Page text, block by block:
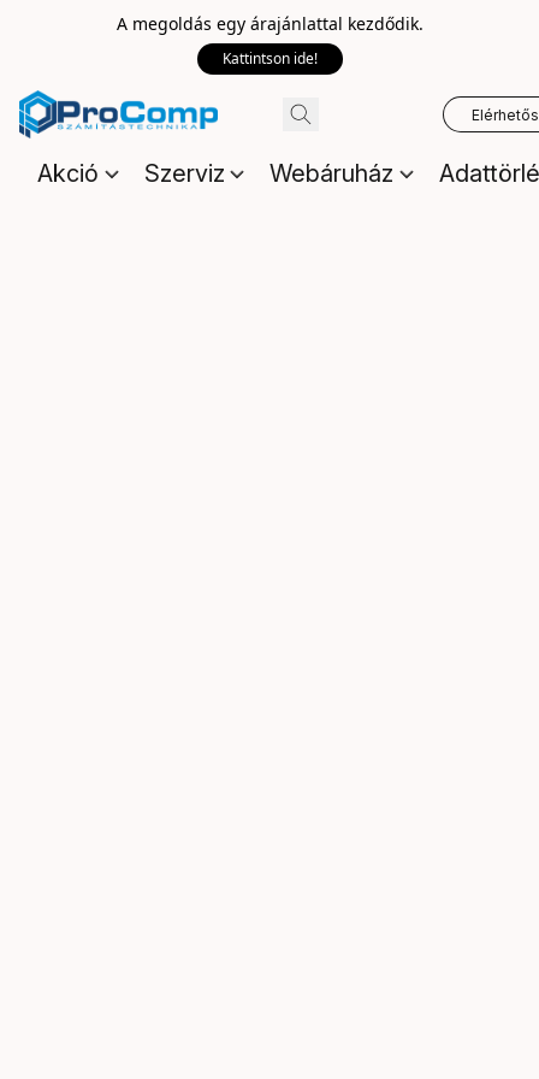
A megoldás egy árajánlattal kezdődik.
Kattintson ide!
Akció Szerviz Webáruház